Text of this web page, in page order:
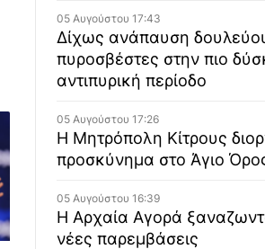
05 Αυγούστου 17:43
Δίχως ανάπαυση
πυροσβέστες στην πιο
αντιπυρική περίοδο
05 Αυγούστου 17:26
Η Μητρόπολη Κίτρους
προσκύνημα στο Άγιο
05 Αυγούστου 16:39
Η Αρχαία Αγορά
νέες παρεμβάσεις